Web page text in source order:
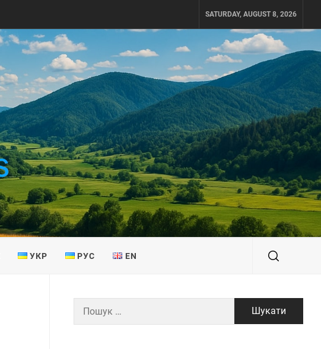
SATURDAY, AUGUST 8, 2026
УКР РУС EN